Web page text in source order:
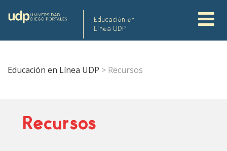
Educación en
Línea UDP
Educación en Línea UDP > Recursos
Recursos